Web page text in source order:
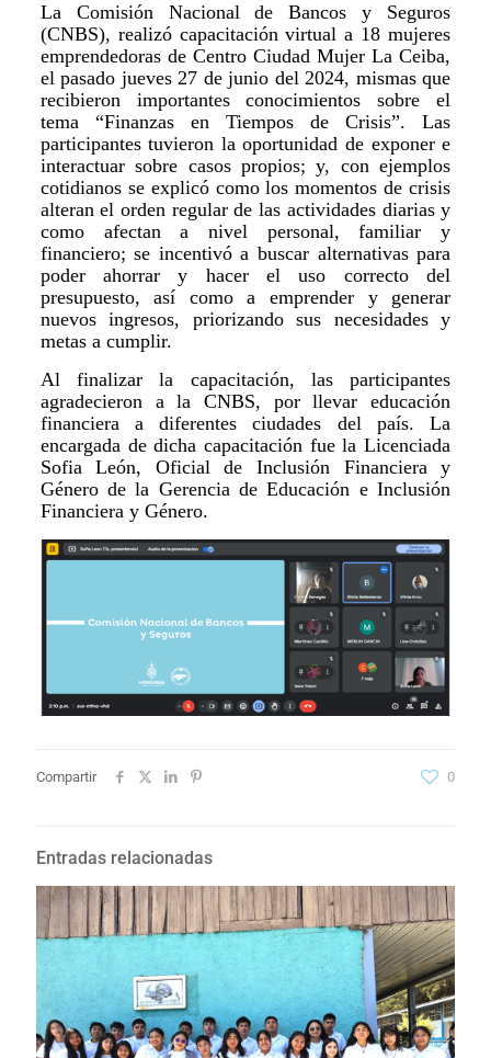
La Comisión Nacional de Bancos y Seguros
(CNBS), realizó capacitación virtual a 18 mujeres
emprendedoras de Centro Ciudad Mujer La Ceiba,
el pasado jueves 27 de junio del 2024, mismas que
recibieron importantes conocimientos sobre el
tema “Finanzas en Tiempos de Crisis”. Las
participantes tuvieron la oportunidad de exponer e
interactuar sobre casos propios; y, con ejemplos
cotidianos se explicó como los momentos de crisis
alteran el orden regular de las actividades diarias y
como afectan a nivel personal, familiar y
financiero; se incentivó a buscar alternativas para
poder ahorrar y hacer el uso correcto del
presupuesto, así como a emprender y generar
nuevos ingresos, priorizando sus necesidades y
metas a cumplir.
Al finalizar la capacitación, las participantes
agradecieron a la CNBS, por llevar educación
financiera a diferentes ciudades del país. La
encargada de dicha capacitación fue la Licenciada
Sofia León, Oficial de Inclusión Financiera y
Género de la Gerencia de Educación e Inclusión
Financiera y Género.​
Compartir 0
Entradas relacionadas